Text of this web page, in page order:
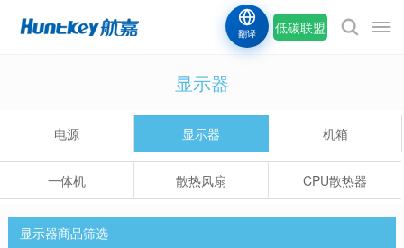
低碳联盟
翻译
显示器
电源 显示器 机箱
一体机 散热风扇 CPU散热器
显示器商品筛选